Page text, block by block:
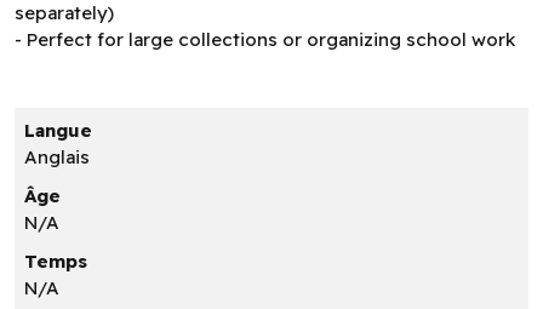
separately)
- Perfect for large collections or organizing school work
Langue
Anglais
Âge
N/A
Temps
N/A